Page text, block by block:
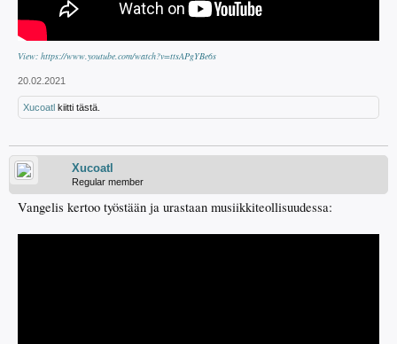
View: https://www.youtube.com/watch?v=ttsAPgYBe6s
20.02.2021
Xucoatl kiitti tästä.
Xucoatl
Regular member
Vangelis kertoo työstään ja urastaan musiikkiteollisuudessa: